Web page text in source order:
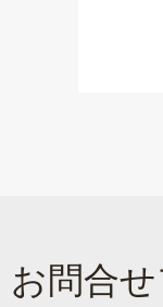
お問合